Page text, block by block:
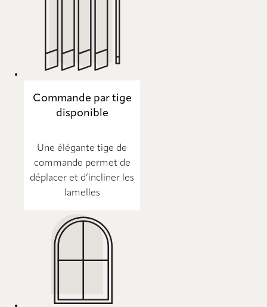
Commande par tige
disponible
Une élégante tige de
commande permet de
déplacer et d’incliner les
lamelles